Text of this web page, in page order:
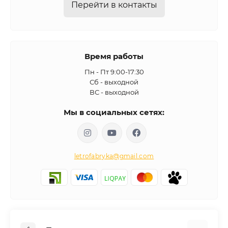
достаточно протереть поверхности сухой мягкой тканью.
того, мебель отличается практичностью, ведь внутри можно
разместить полезные мелочи и аксессуары всей семьи.
Когда стоит выбрать пенал по индивидуальным
небольшого коридора, поэтому изготовление по
собственным производством предлагает оценить
пенал в прихожую стоит в случаях, когда:
Перейти в контакты
Время работы
Пн - Пт 9:00-17:30
Сб - выходной
ВС - выходной
Мы в социальных сетях:
letrofabryka@gmail.com